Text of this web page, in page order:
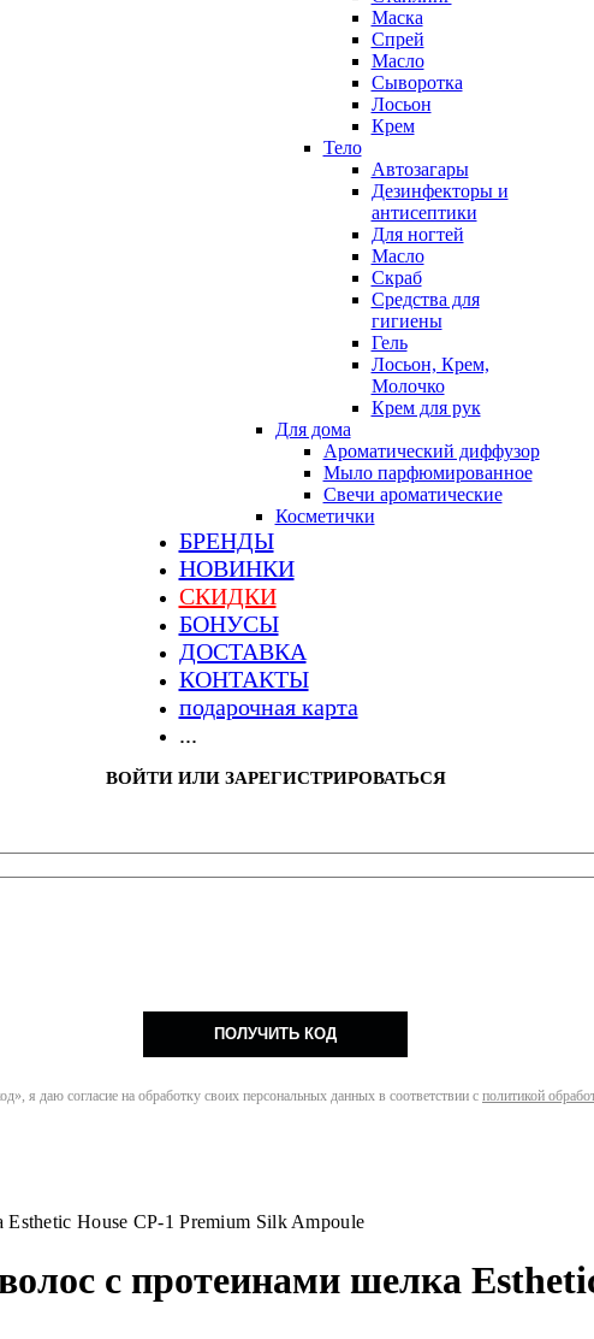
Маска
Спрей
Масло
Сыворотка
Лосьон
Крем
Тело
Автозагары
Дезинфекторы и
антисептики
Для ногтей
Масло
Скраб
Средства для
гигиены
Гель
Лосьон, Крем,
Молочко
Крем для рук
Для дома
Ароматический диффузор
Мыло парфюмированное
Свечи ароматические
Косметички
БРЕНДЫ
НОВИНКИ
СКИДКИ
БОНУСЫ
ДОСТАВКА
КОНТАКТЫ
подарочная карта
...
ВОЙТИ ИЛИ ЗАРЕГИСТРИРОВАТЬСЯ
ПОЛУЧИТЬ КОД
я даю согласие на обработку своих персональных данных в соответствии с политикой
House CP-1 Premium Silk Ampoule
с протеинами шелка